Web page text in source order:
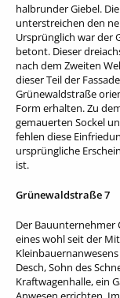
halbrunder Giebel.
unterstreichen den
Ursprünglich war der
betont. Dieser
nach dem Zweiten
dieser Teil der
Grünewaldstraße
Form erhalten. Zu
gemauerten Sockel
fehlen diese
ursprüngliche
ist.
Grünewaldstraße 7
Der Bauunternehmer
eines wohl seit der
Desch, Sohn des
Kraftwagenhalle, ein